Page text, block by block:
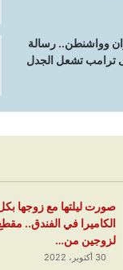
وواشنطن.. رسالة
ترامب تشعل الجدل
صورت ليلتها مع زوجها
الكاميرا في الفندق..
لزوجين من…
30 أكتوبر، 2022